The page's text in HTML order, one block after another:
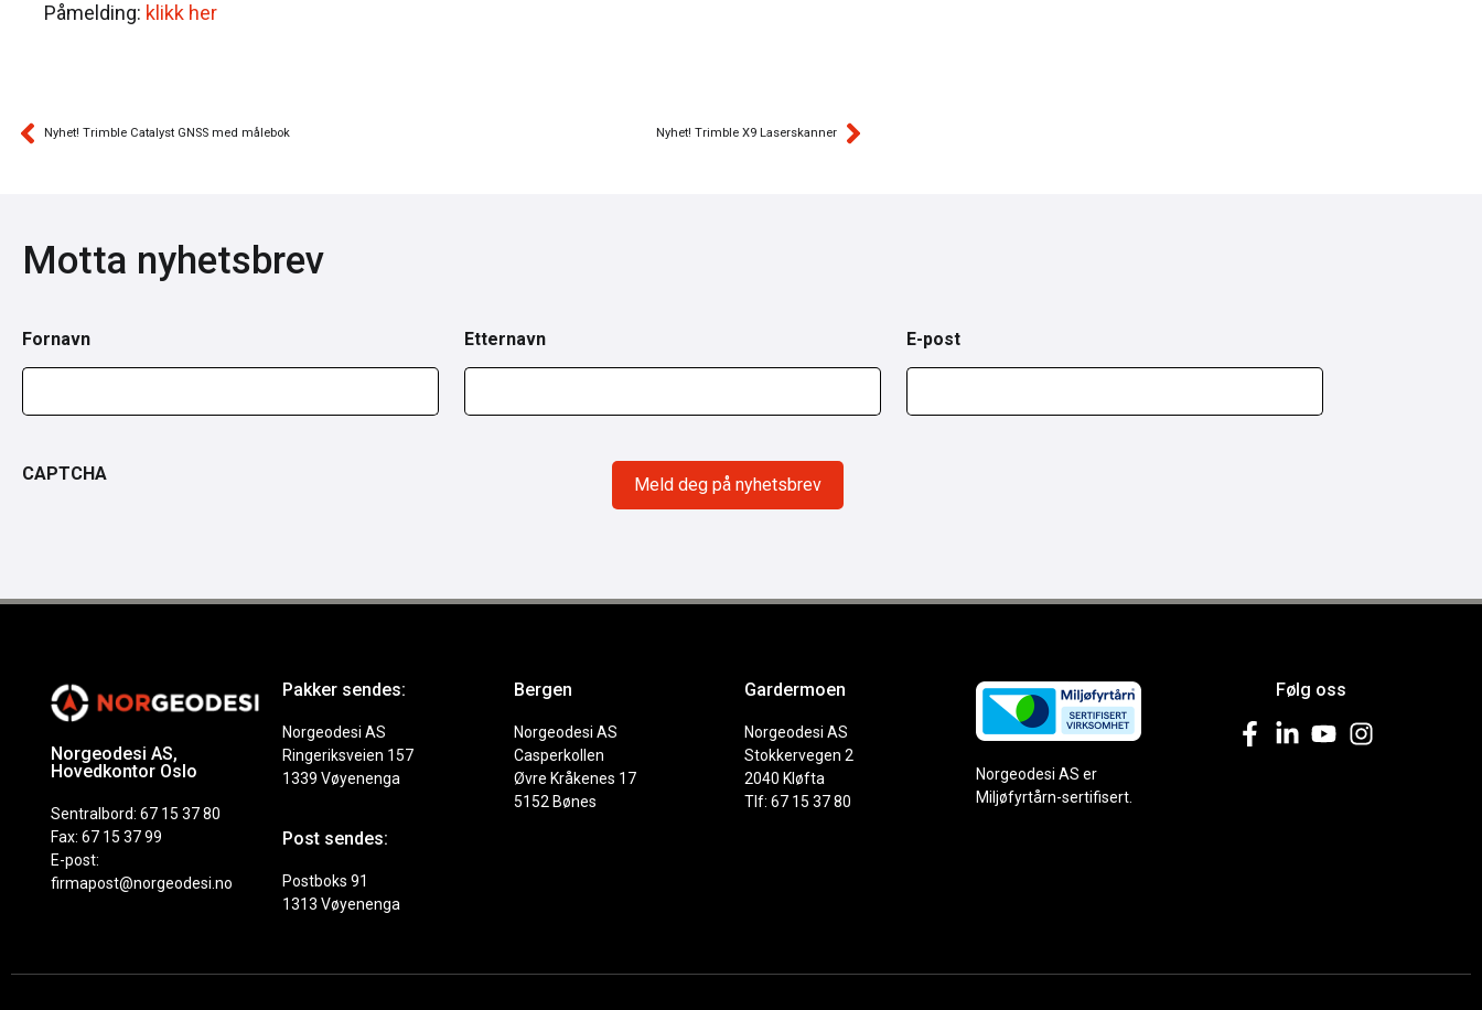
Påmelding: klikk her
Nyhet! Trimble Catalyst GNSS med målebok Nyhet! Trimble X9 Laserskanner
Motta nyhetsbrev
Fornavn Etternavn E-post
CAPTCHA
Norgeodesi AS,
Hovedkontor Oslo
Sentralbord: 67 15 37 80
Fax: 67 15 37 99
E-post:
firmapost@norgeodesi.no
Pakker sendes:
Norgeodesi AS
Ringeriksveien 157
1339 Vøyenenga
Post sendes:
Postboks 91
1313 Vøyenenga
Bergen
Norgeodesi AS
Casperkollen
Øvre Kråkenes 17
5152 Bønes
Gardermoen
Norgeodesi AS
Stokkervegen 2
2040 Kløfta
Tlf: 67 15 37 80
Norgeodesi AS er
Miljøfyrtårn-sertifisert.
Følg oss